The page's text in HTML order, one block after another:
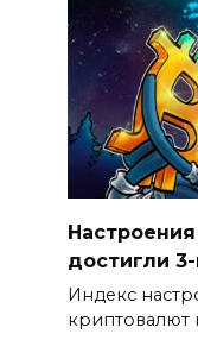
достигли
Индекс
криптовалют